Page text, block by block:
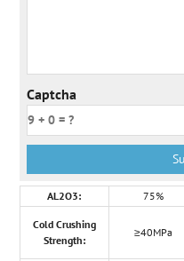
Captcha
AL2O3: 75%
Cold Crushing
Strength:
≥40MPa